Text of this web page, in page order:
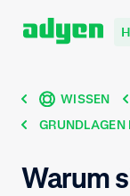
WISSEN
GRUNDLAGEN
Warum